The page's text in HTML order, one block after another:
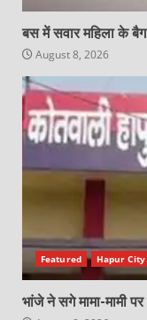
बस में सवार महिला के
August 8, 2026
Featured Hapur City
भांजे ने सगे मामा-मामी